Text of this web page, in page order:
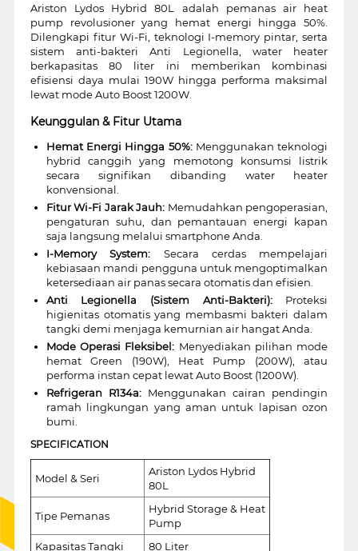
Ariston Lydos Hybrid 80L adalah pemanas air heat
pump revolusioner yang hemat energi hingga 50%.
Dilengkapi fitur Wi-Fi, teknologi I-memory pintar, serta
sistem anti-bakteri Anti Legionella, water heater
berkapasitas 80 liter ini memberikan kombinasi
efisiensi daya mulai 190W hingga performa maksimal
lewat mode Auto Boost 1200W.
Keunggulan & Fitur Utama
Hemat Energi Hingga 50%:Menggunakan teknologi
hybrid canggih yang memotong konsumsi listrik
secara signifikan dibanding water heater
konvensional.
Fitur Wi-Fi Jarak Jauh: Memudahkan pengoperasian,
pengaturan suhu, dan pemantauan energi kapan
saja langsung melalui smartphone Anda.
I-Memory System: Secara cerdas mempelajari
kebiasaan mandi pengguna untuk mengoptimalkan
ketersediaan air panas secara otomatis dan efisien.
Anti Legionella (Sistem Anti-Bakteri):Proteksi
higienitas otomatis yang membasmi bakteri dalam
tangki demi menjaga kemurnian air hangat Anda.
Mode Operasi Fleksibel: Menyediakan pilihan mode
hemat Green (190W), Heat Pump (200W), atau
performa instan cepat lewat Auto Boost (1200W).
Refrigeran R134a:Menggunakan cairan pendingin
ramah lingkungan yang aman untuk lapisan ozon
bumi.
SPECIFICATION
Model & Seri
Ariston Lydos Hybrid
80L
Tipe Pemanas
Hybrid Storage & Heat
Pump
Kapasitas Tangki
80 Liter